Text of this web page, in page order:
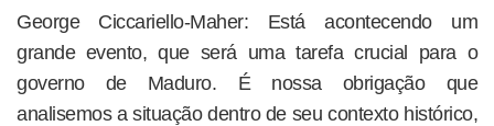
George Ciccariello-Maher: Está acontecendo um
grande evento, que será uma tarefa crucial para o
governo de Maduro. É nossa obrigação que
analisemos a situação dentro de seu contexto histórico,